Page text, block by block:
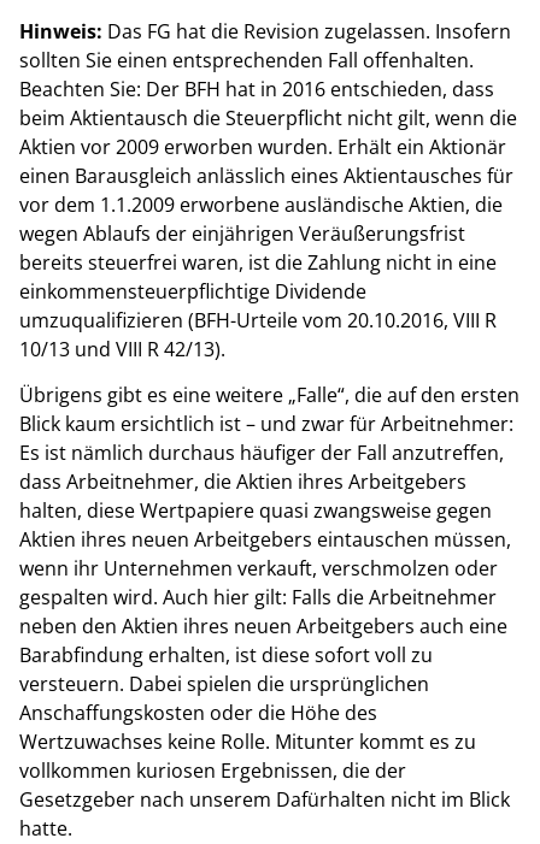
Hinweis: Das FG hat die Revision zugelassen. Insofern
sollten Sie einen entsprechenden Fall offenhalten.
Beachten Sie: Der BFH hat in 2016 entschieden, dass
beim Aktientausch die Steuerpflicht nicht gilt, wenn die
Aktien vor 2009 erworben wurden. Erhält ein Aktionär
einen Barausgleich anlässlich eines Aktientausches für
vor dem 1.1.2009 erworbene ausländische Aktien, die
wegen Ablaufs der einjährigen Veräußerungsfrist
bereits steuerfrei waren, ist die Zahlung nicht in eine
einkommensteuerpflichtige Dividende
umzuqualifizieren (BFH-Urteile vom 20.10.2016, VIII R
10/13 und VIII R 42/13).
Übrigens gibt es eine weitere „Falle“, die auf den ersten
Blick kaum ersichtlich ist – und zwar für Arbeitnehmer:
Es ist nämlich durchaus häufiger der Fall anzutreffen,
dass Arbeitnehmer, die Aktien ihres Arbeitgebers
halten, diese Wertpapiere quasi zwangsweise gegen
Aktien ihres neuen Arbeitgebers eintauschen müssen,
wenn ihr Unternehmen verkauft, verschmolzen oder
gespalten wird. Auch hier gilt: Falls die Arbeitnehmer
neben den Aktien ihres neuen Arbeitgebers auch eine
Barabfindung erhalten, ist diese sofort voll zu
versteuern. Dabei spielen die ursprünglichen
Anschaffungskosten oder die Höhe des
Wertzuwachses keine Rolle. Mitunter kommt es zu
vollkommen kuriosen Ergebnissen, die der
Gesetzgeber nach unserem Dafürhalten nicht im Blick
hatte.